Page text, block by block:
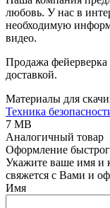
любовь. У нас в
необходимую
видео.
Продажа
доставкой.
Материалы для
Техника
7 MB
Аналогичный товар
Оформление
Укажите ваше имя и
свяжется с Вами и
Имя